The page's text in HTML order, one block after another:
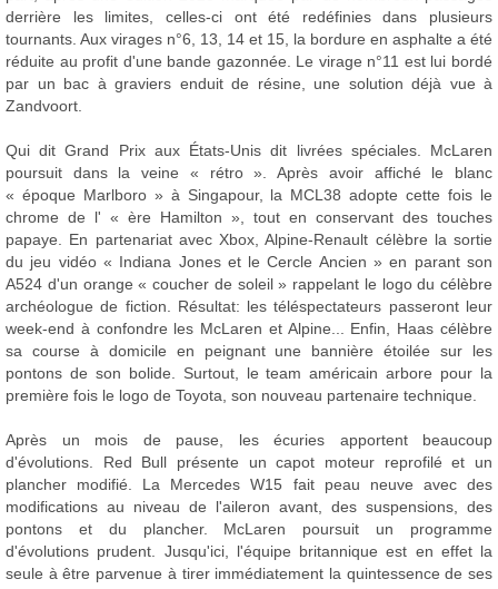
derrière les limites, celles-ci ont été redéfinies dans plusieurs
tournants. Aux virages n°6, 13, 14 et 15, la bordure en asphalte a été
réduite au profit d'une bande gazonnée. Le virage n°11 est lui bordé
par un bac à graviers enduit de résine, une solution déjà vue à
Zandvoort.
Qui dit Grand Prix aux États-Unis dit livrées spéciales. McLaren
poursuit dans la veine « rétro ». Après avoir affiché le blanc
« époque Marlboro » à Singapour, la MCL38 adopte cette fois le
chrome de l' « ère Hamilton », tout en conservant des touches
papaye. En partenariat avec Xbox, Alpine-Renault célèbre la sortie
du jeu vidéo « Indiana Jones et le Cercle Ancien » en parant son
A524 d'un orange « coucher de soleil » rappelant le logo du célèbre
archéologue de fiction. Résultat: les téléspectateurs passeront leur
week-end à confondre les McLaren et Alpine... Enfin, Haas célèbre
sa course à domicile en peignant une bannière étoilée sur les
pontons de son bolide. Surtout, le team américain arbore pour la
première fois le logo de Toyota, son nouveau partenaire technique.
Après un mois de pause, les écuries apportent beaucoup
d'évolutions. Red Bull présente un capot moteur reprofilé et un
plancher modifié. La Mercedes W15 fait peau neuve avec des
modifications au niveau de l'aileron avant, des suspensions, des
pontons et du plancher. McLaren poursuit un programme
d'évolutions prudent. Jusqu'ici, l'équipe britannique est en effet la
seule à être parvenue à tirer immédiatement la quintessence de ses